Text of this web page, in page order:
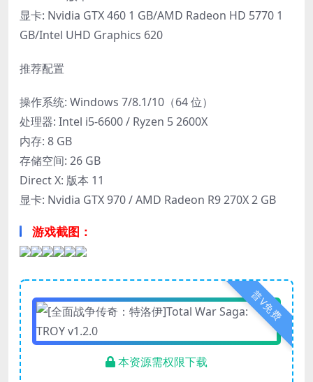
显卡: Nvidia GTX 460 1 GB/AMD Radeon HD 5770 1
GB/Intel UHD Graphics 620
推荐配置
操作系统: Windows 7/8.1/10（64 位）
处理器: Intel i5-6600 / Ryzen 5 2600X
内存: 8 GB
存储空间: 26 GB
Direct X: 版本 11
显卡: Nvidia GTX 970 / AMD Radeon R9 270X 2 GB
游戏截图：
普V免费
本资源需权限下载